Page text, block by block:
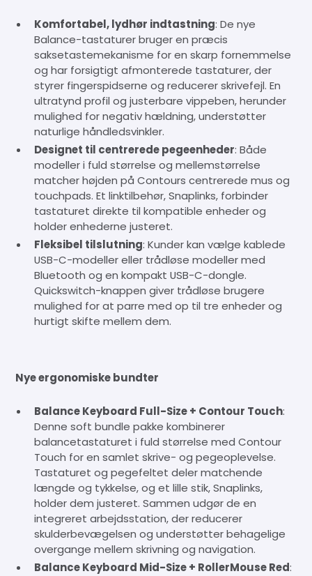
Komfortabel, lydhør indtastning: De nye
Balance-tastaturer bruger en præcis
saksetastemekanisme for en skarp fornemmelse
og har forsigtigt afmonterede tastaturer, der
styrer fingerspidserne og reducerer skrivefejl. En
ultratynd profil og justerbare vippeben, herunder
mulighed for negativ hældning, understøtter
naturlige håndledsvinkler.
Designet til centrerede pegeenheder: Både
modeller i fuld størrelse og mellemstørrelse
matcher højden på Contours centrerede mus og
touchpads. Et linktilbehør, Snaplinks, forbinder
tastaturet direkte til kompatible enheder og
holder enhederne justeret.
Fleksibel tilslutning: Kunder kan vælge kablede
USB-C-modeller eller trådløse modeller med
Bluetooth og en kompakt USB-C-dongle.
Quickswitch-knappen giver trådløse brugere
mulighed for at parre med op til tre enheder og
hurtigt skifte mellem dem.
Nye ergonomiske bundter
Balance Keyboard Full-Size + Contour Touch:
Denne soft bundle pakke kombinerer
balancetastaturet i fuld størrelse med Contour
Touch for en samlet skrive- og pegeoplevelse.
Tastaturet og pegefeltet deler matchende
længde og tykkelse, og et lille stik, Snaplinks,
holder dem justeret. Sammen udgør de en
integreret arbejdsstation, der reducerer
skulderbevægelsen og understøtter behagelige
overgange mellem skrivning og navigation.
Balance Keyboard Mid-Size + RollerMouse Red: